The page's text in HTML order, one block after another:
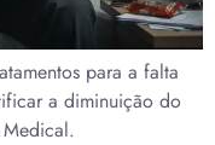
para a falta
a diminuição do